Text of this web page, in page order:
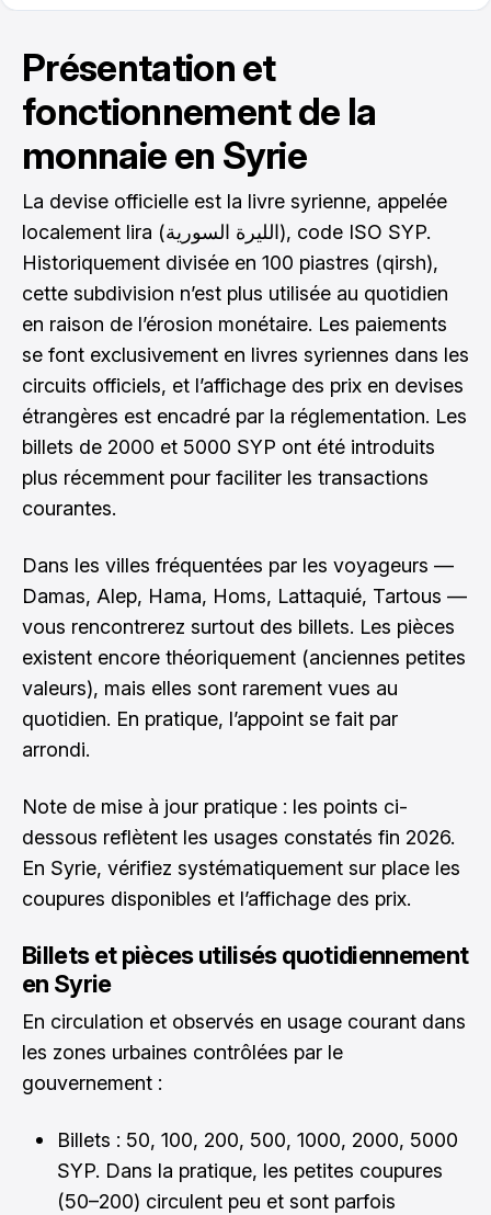
Présentation et
fonctionnement de la
monnaie en Syrie
La devise officielle est la livre syrienne, appelée
localement lira (الليرة السورية), code ISO SYP.
Historiquement divisée en 100 piastres (qirsh),
cette subdivision n’est plus utilisée au quotidien
en raison de l’érosion monétaire. Les paiements
se font exclusivement en livres syriennes dans les
circuits officiels, et l’affichage des prix en devises
étrangères est encadré par la réglementation. Les
billets de 2000 et 5000 SYP ont été introduits
plus récemment pour faciliter les transactions
courantes.
Dans les villes fréquentées par les voyageurs —
Damas, Alep, Hama, Homs, Lattaquié, Tartous —
vous rencontrerez surtout des billets. Les pièces
existent encore théoriquement (anciennes petites
valeurs), mais elles sont rarement vues au
quotidien. En pratique, l’appoint se fait par
arrondi.
Note de mise à jour pratique : les points ci-
dessous reflètent les usages constatés fin 2026.
En Syrie, vérifiez systématiquement sur place les
coupures disponibles et l’affichage des prix.
Billets et pièces utilisés quotidiennement
en Syrie
En circulation et observés en usage courant dans
les zones urbaines contrôlées par le
gouvernement :
Billets : 50, 100, 200, 500, 1000, 2000, 5000
SYP. Dans la pratique, les petites coupures
(50–200) circulent peu et sont parfois